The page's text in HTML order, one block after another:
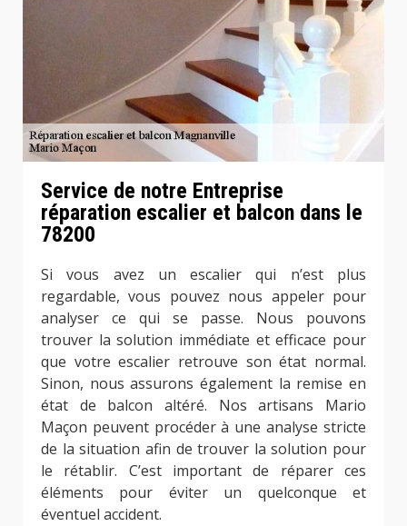
Service de notre Entreprise
réparation escalier et balcon dans le
78200
Si vous avez un escalier qui n’est plus
regardable, vous pouvez nous appeler pour
analyser ce qui se passe. Nous pouvons
trouver la solution immédiate et efficace pour
que votre escalier retrouve son état normal.
Sinon, nous assurons également la remise en
état de balcon altéré. Nos artisans Mario
Maçon peuvent procéder à une analyse stricte
de la situation afin de trouver la solution pour
le rétablir. C’est important de réparer ces
éléments pour éviter un quelconque et
éventuel accident.